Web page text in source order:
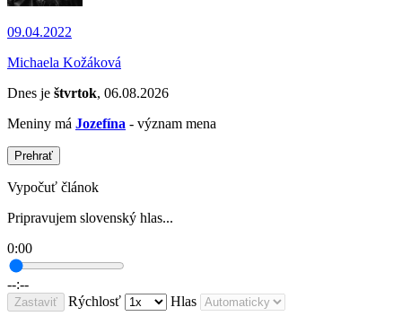
09.04.2022
Michaela Kožáková
Dnes je štvrtok, 06.08.2026
Meniny má Jozefína - význam mena
Prehrať
Vypočuť článok
Pripravujem slovenský hlas...
0:00
--:--
Zastaviť Rýchlosť Hlas